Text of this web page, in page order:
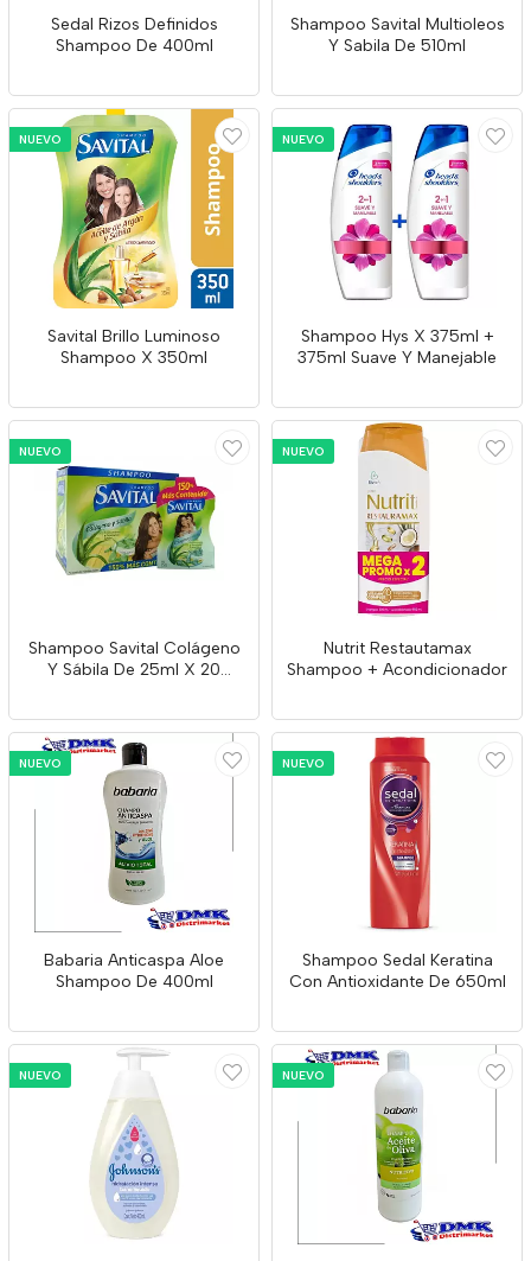
Sedal Rizos Definidos
Shampoo De 400ml
Shampoo Savital Multioleos
Y Sabila De 510ml
NUEVO
Savital Brillo Luminoso
Shampoo X 350ml
NUEVO
Shampoo Hys X 375ml +
375ml Suave Y Manejable
NUEVO
Shampoo Savital Colágeno
Y Sábila De 25ml X 20
NUEVO
Nutrit Restautamax
Shampoo + Acondicionador
NUEVO
Babaria Anticaspa Aloe
Shampoo De 400ml
NUEVO
Shampoo Sedal Keratina
Con Antioxidante De 650ml
NUEVO NUEVO